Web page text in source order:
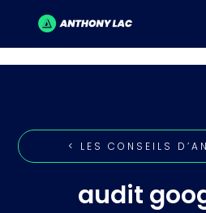
< LES CONSEILS
audit